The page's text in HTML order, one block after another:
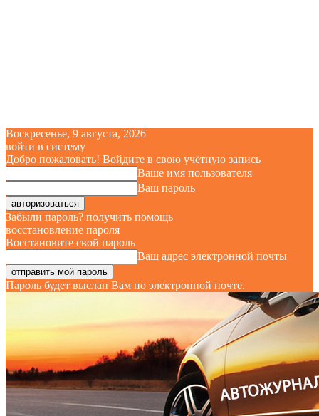
Воскресенье, 9 августа, 2026
войти в систему
Добро пожаловать! Войдите в свою учётную запись
Ваше имя пользователя
Ваш пароль
Забыли пароль? получить помощь
восстановление пароля
Восстановите свой пароль
Ваш адрес электронной почты
Пароль будет выслан Вам по электронной почте.